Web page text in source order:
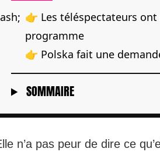
👉 Les téléspectateurs
programme
👉 Polska fait une
SOMMAIRE
n’a pas peur de dire ce